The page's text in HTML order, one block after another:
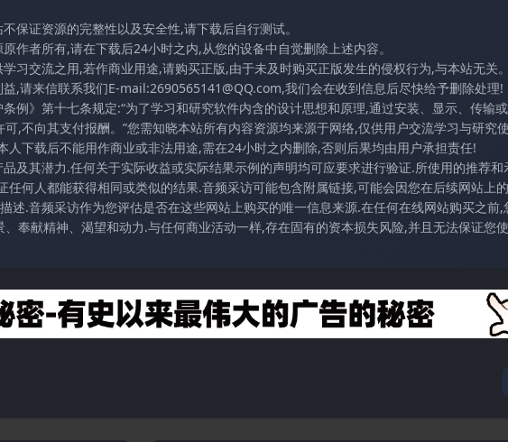
保证资源的完整性以及安全性,请下载后自行测试。
作者所有,请在下载后24小时之内,从您的设备中自觉删除上述内容。
习交流之用,若作商业用途,请购买正版,由于未及时购买正版发生的侵权行为,与本站无关。
,请来信联系我们E-mail:2690565141@QQ.com,我们会在收到信息后尽快给予删除处理!
例》第十七条规定:“为了学习和研究软件内含的设计思想和原理,通过安装、显示、传输
,不向其支付报酬。”您需知晓本站所有内容资源均来源于网络,仅供用户交流学习与研究
下载后不能用作商业或非法用途,需在24小时之内删除,否则后果均由用户承担责任!
及其潜力.任何关于实际收益或实际结果示例的声明均可应要求进行验证.所使用的推荐和
何人都能获得相同或类似的结果.音频采访可能包含附属链接,可能会因您在后续网站上
述.音频采访作为您评估是否在这些网站上购买的唯一信息来源.在任何在线网站购买之前,
奉献精神、渴望和动力.与任何商业活动一样,存在固有的资本损失风险,并且无法保证您